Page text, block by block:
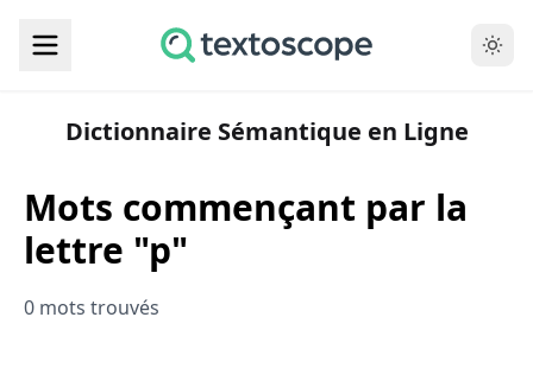
Dictionnaire Sémantique en Ligne
Mots commençant par la
lettre "p"
0 mots trouvés